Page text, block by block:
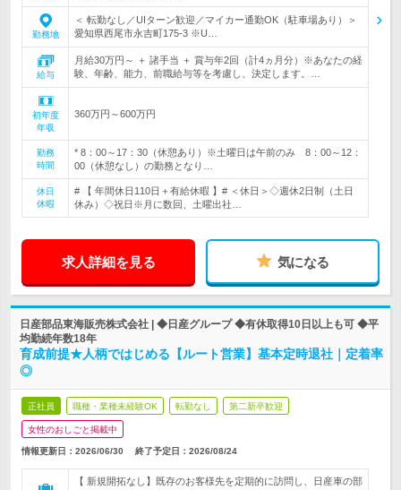
勤務地
＜ 転勤なし／UIターン歓迎／マイカー通勤OK（駐車場あり）＞
愛知県西尾市永吉町175-3 ※U…
給与
月給30万円～ ＋ 諸手当 ＋ 賞与年2回（計4ヵ月分）※あなたの経
験、年齢、能力、前職給与等を考慮し、決定します。…
初年度
年収
360万円～600万円
勤務
時間
* 8：00～17：30（休憩あり）※土曜日は午前のみ 8：00～12：
00（休憩なし）の勤務となり…
休日
休暇
# 【 年間休日110日＋有給休暇 】# ＜休日＞◇週休2日制（土日
休み）◇祝日※月に数回、土曜出社…
求人詳細を見る 気になる
日産部品東海販売株式会社 | ◆日産グループ ◆有休取得10日以上も可 ◆平
均勤続年数18年
育成前提★人柄ではじめる【ルート営業】基本定時退社｜定着率
◎
正社員 職種・業種未経験OK 転勤なし 第二新卒歓迎
女性のおしごと掲載中
情報更新日：2026/06/30 終了予定日： 2026/08/24
【 新規開拓なし】既存のお客様先を定期的に訪問し、日産車の部